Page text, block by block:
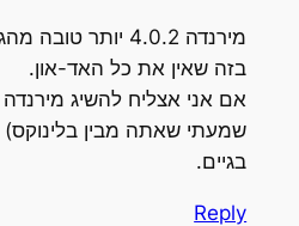
בזה שאין את כל האד-און.
אם אני אצליח להשיג
שמעתי שאתה מבין
בגיים.
Reply